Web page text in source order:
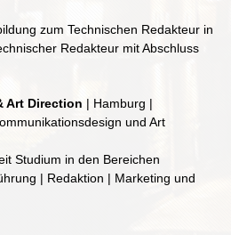
zum Technischen Redakteur in
Redakteur mit Abschluss
Art Direction | Hamburg |
und Art
Studium in den Bereichen
| Redaktion | Marketing und